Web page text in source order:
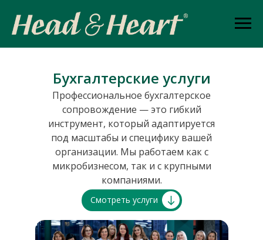
Бухгалтерские услуги
Профессиональное бухгалтерское
сопровождение — это гибкий
инструмент, который адаптируется
под масштабы и специфику вашей
организации. Мы работаем как с
микробизнесом, так и с крупными
компаниями.
Смотреть услуги